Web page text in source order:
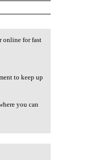
online for fast
to keep up
you can